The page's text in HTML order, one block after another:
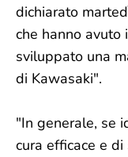
dichiarato
che hanno avuto
sviluppato una
di Kawasaki".
"In generale, se
cura efficace e